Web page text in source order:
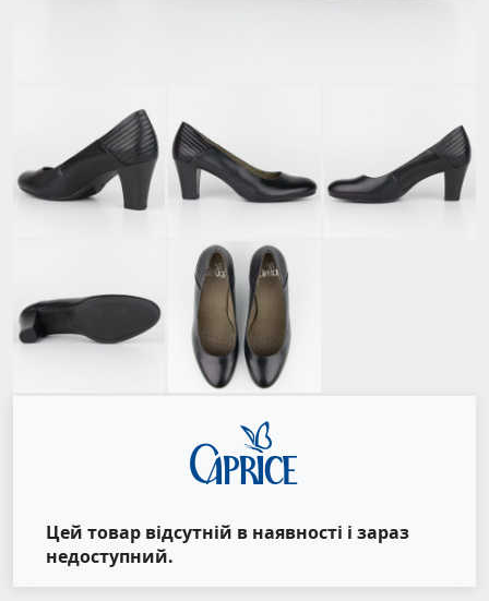
Цей товар відсутній в наявності і зараз
недоступний.